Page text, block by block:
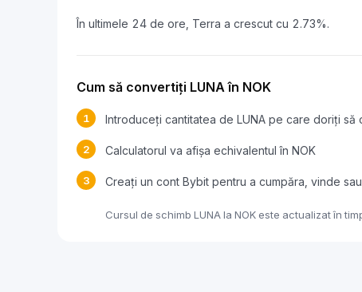
În ultimele 24 de ore, Terra a crescut cu 2.73%.
Cum să convertiți LUNA în NOK
1 Introduceți cantitatea de LUNA pe care doriți să
2 Calculatorul va afișa echivalentul în NOK
3 Creați un cont Bybit pentru a cumpăra, vinde
Cursul de schimb LUNA la NOK este actualizat în